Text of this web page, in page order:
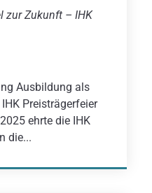
zur Zukunft – IHK
Ausbildung als
Preisträgerfeier
ehrte die IHK
die...